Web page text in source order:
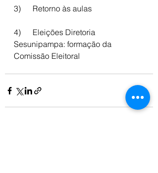
3)      Retorno às aulas
4)      Eleições Diretoria
Sesunipampa: formação da
Comissão Eleitoral